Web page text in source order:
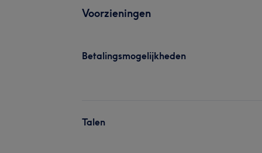
Voorzieningen
Betalingsmogelijkheden
Talen